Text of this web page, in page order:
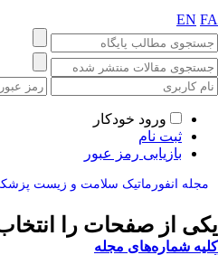
EN FA
ورود خودکار
ثبت نام
بازیابی رمز عبور
مجله انفورماتیک سلامت و زیست
یکی از صفحات را
کلیه شماره‌های مجله